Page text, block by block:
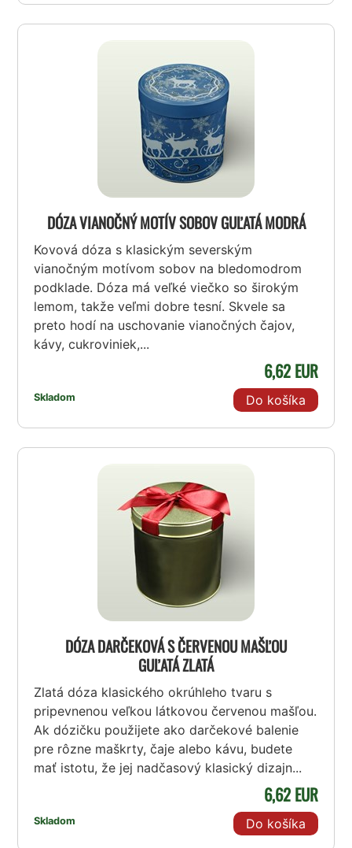
DÓZA VIANOČNÝ MOTÍV SOBOV GUĽATÁ MODRÁ
Kovová dóza s klasickým severským
vianočným motívom sobov na bledomodrom
podklade. Dóza má veľké viečko so širokým
lemom, takže veľmi dobre tesní. Skvele sa
preto hodí na uschovanie vianočných čajov,
kávy, cukroviniek,...
Skladom
6,62 EUR
Do košíka
DÓZA DARČEKOVÁ S ČERVENOU MAŠĽOU
GUĽATÁ ZLATÁ
Zlatá dóza klasického okrúhleho tvaru s
pripevnenou veľkou látkovou červenou mašľou.
Ak dózičku použijete ako darčekové balenie
pre rôzne maškrty, čaje alebo kávu, budete
mať istotu, že jej nadčasový klasický dizajn...
Skladom
6,62 EUR
Do košíka